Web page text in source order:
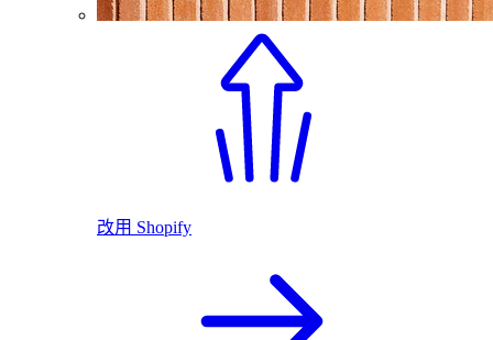
改用 Shopify